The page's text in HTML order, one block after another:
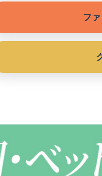
フ